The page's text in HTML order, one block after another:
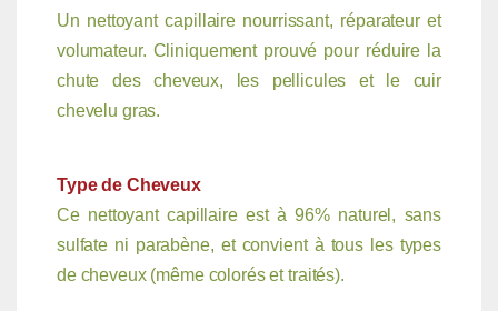
Un nettoyant capillaire nourrissant, réparateur et
volumateur. Cliniquement prouvé pour réduire la
chute des cheveux, les pellicules et le cuir
chevelu gras.
Type de Cheveux
Ce nettoyant capillaire est à 96% naturel, sans
sulfate ni parabène, et convient à tous les types
de cheveux (même colorés et traités).